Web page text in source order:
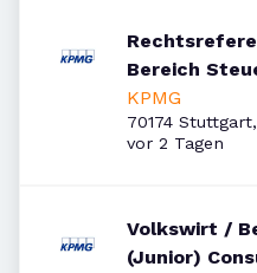
KPMG
70174
Veröffentlicht
vor 2 Tagen
Volkswirt /
(Junior)